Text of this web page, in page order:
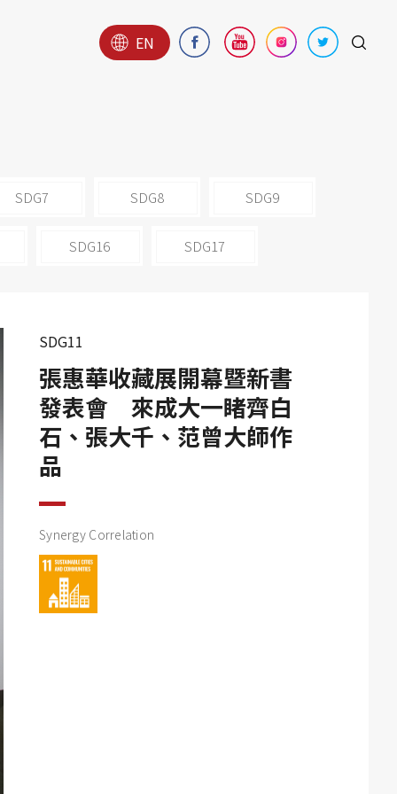
EN
SDG7 SDG8 SDG9
SDG16 SDG17
SDG11
張惠華收藏展開幕暨新書
發表會 來成大一睹齊白
石、張大千、范曾大師作
品
Synergy Correlation